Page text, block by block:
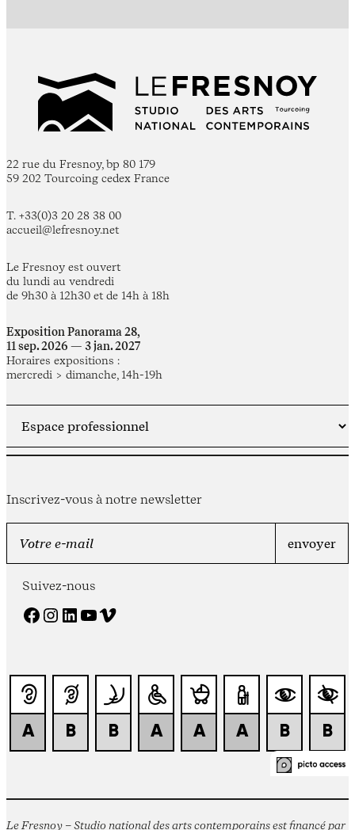
22 rue du Fresnoy, bp 80 179
59 202 Tourcoing cedex France
T. +33(0)3 20 28 38 00
accueil@lefresnoy.net
Le Fresnoy est ouvert
du lundi au vendredi
de 9h30 à 12h30 et de 14h à 18h
Exposition Panorama 28,
11 sep. 2026 — 3 jan. 2027
Horaires expositions :
mercredi > dimanche, 14h-19h
Inscrivez-vous à notre newsletter
Suivez-nous
Facebook Instagram LinkedIn YouTube Vimeo
Le Fresnoy – Studio national des arts contemporains est financé par